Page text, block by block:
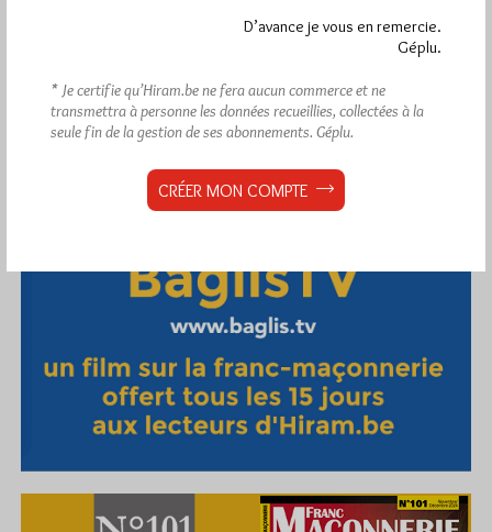
D’avance je vous en remercie.
Géplu.
* Je certifie qu’Hiram.be ne fera aucun commerce et ne
transmettra à personne les données recueillies, collectées à la
seule fin de la gestion de ses abonnements. Géplu.
CRÉER MON COMPTE